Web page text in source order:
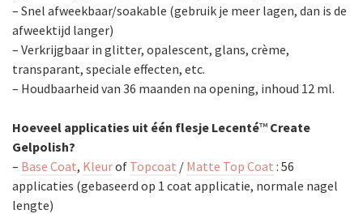
– Snel afweekbaar/soakable (gebruik je meer lagen, dan is de
afweektijd langer)
– Verkrijgbaar in glitter, opalescent, glans, crème,
transparant, speciale effecten, etc.
– Houdbaarheid van 36 maanden na opening, inhoud 12 ml.
Hoeveel applicaties uit één flesje Lecenté™ Create
Gelpolish?
– Base Coat, Kleurof Topcoat / Matte Top Coat : 56
applicaties (gebaseerd op 1 coat applicatie, normale nagel
lengte)